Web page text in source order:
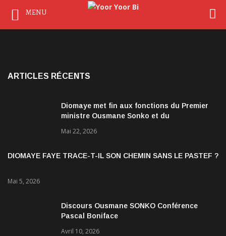
ARTICLES RÉCENTS
Diomaye met fin aux fonctions du Premier
ministre Ousmane Sonko et du
Mai 22, 2026
DIOMAYE FAYE TRACE-T-IL SON CHEMIN SANS LE PASTEF ?
Mai 5, 2026
Discours Ousmane SONKO Conférence
Pascal Boniface
Avril 10, 2026
MENU